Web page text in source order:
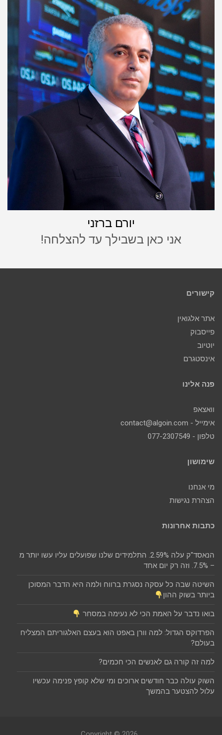
יורם ברזני
אני כאן בשבילך עד להצלחה!
קישורים
אתר אלגואין
פייסבוק
יוטיוב
אינסטגרם
פנה אלינו
וואצאפ
אימייל - contact@algoin.com
טלפון - 077-2307549
שימושון
מי אנחנו
הצהרת נגישות
כתבות אחרונות
הנאסד"ק עלה 2.59%. התלמידים שלנו שפועלים עליו עשו יותר מ
– 7.5%. וזה רק יום אחד
השיטה שבה כל עסקה נסגרת ברווח ולמה היא הדבר המסוכן
ביותר בשוק ההון
בואו נדבר על האמת הכי לא נעימה במסחר
הפרדוקס הגדול: למה וורן באפט הוא בעצם האלגוריתם המצליח
בעולם?
למה זה קורה גם לאנשים הכי חכמים?
השוק עולה כבר חודשים ארוכים ומי שלא קופץ פנימה עכשיו
עלול להצטער בהמשך